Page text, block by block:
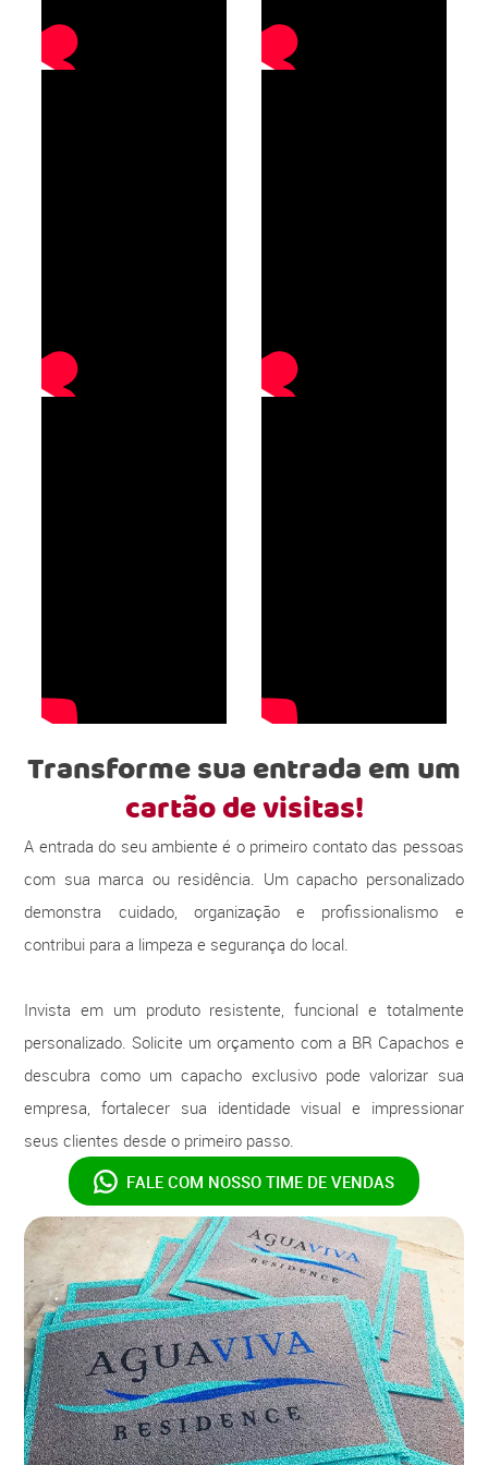
Transforme sua entrada em um
cartão de visitas!
A entrada do seu ambiente é o primeiro contato das pessoas
com sua marca ou residência. Um capacho personalizado
demonstra cuidado, organização e profissionalismo e
contribui para a limpeza e segurança do local.
Invista em um produto resistente, funcional e totalmente
personalizado. Solicite um orçamento com a BR Capachos e
descubra como um capacho exclusivo pode valorizar sua
empresa, fortalecer sua identidade visual e impressionar
seus clientes desde o primeiro passo.
FALE COM NOSSO TIME DE VENDAS